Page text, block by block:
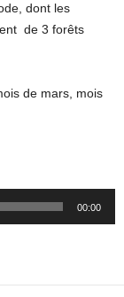
dont les
de 3 forêts
de mars, mois
00:00